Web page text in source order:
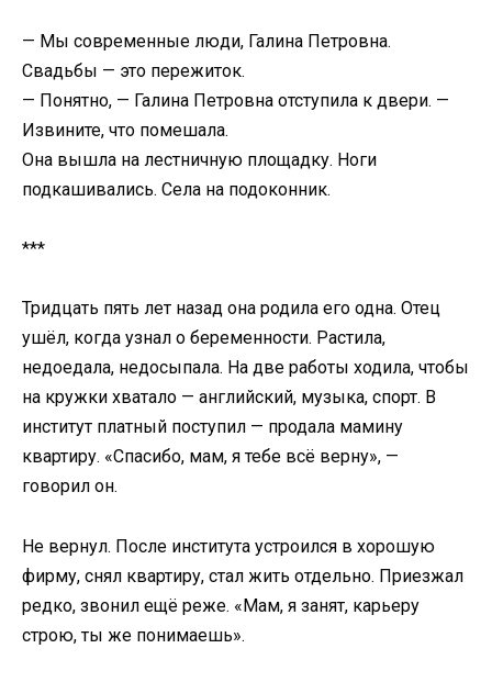
— Мы современные люди, Галина Петровна.
Свадьбы — это пережиток.
— Понятно, — Галина Петровна отступила к двери. —
Извините, что помешала.
Она вышла на лестничную площадку. Ноги
подкашивались. Села на подоконник.
***
Тридцать пять лет назад она родила его одна. Отец
ушёл, когда узнал о беременности. Растила,
недоедала, недосыпала. На две работы ходила, чтобы
на кружки хватало — английский, музыка, спорт. В
институт платный поступил — продала мамину
квартиру. «Спасибо, мам, я тебе всё верну», —
говорил он.
Не вернул. После института устроился в хорошую
фирму, снял квартиру, стал жить отдельно. Приезжал
редко, звонил ещё реже. «Мам, я занят, карьеру
строю, ты же понимаешь».